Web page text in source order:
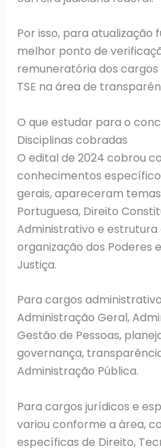
Por isso, para atualização
melhor ponto de
remuneratória dos
TSE na área de
O que estudar para o
Disciplinas cobradas
O edital de 2024 cobrou
conhecimentos
gerais, apareceram
Portuguesa, Direito
Administrativo e estrutura
organização dos Poderes
Justiça.
Para cargos
Administração Geral,
Gestão de Pessoas,
governança,
Administração Pública.
Para cargos jurídicos e
variou conforme a área,
específicas de Direito,